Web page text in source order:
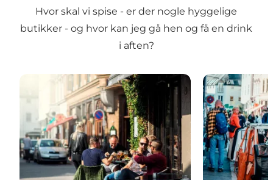
Hvor skal vi spise - er der nogle hyggelige
butikker - og hvor kan jeg gå hen og få en drink
i aften?
Spis og drik Shopping i